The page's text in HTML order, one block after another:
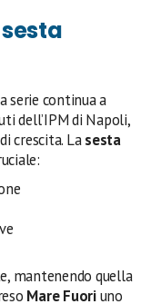
serie continua a
dell’IPM di Napoli,
crescita. Lasesta
mantenendo quella
Mare Fuoriuno